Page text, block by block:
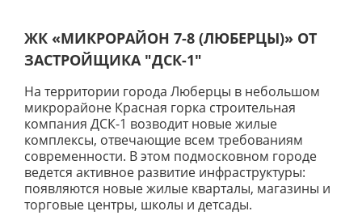
ЖК «МИКРОРАЙОН 7-8 (ЛЮБЕРЦЫ)» ОТ
ЗАСТРОЙЩИКА "ДСК-1"
На территории города Люберцы в небольшом
микрорайоне Красная горка строительная
компания ДСК-1 возводит новые жилые
комплексы, отвечающие всем требованиям
современности. В этом подмосковном городе
ведется активное развитие инфраструктуры:
появляются новые жилые кварталы, магазины и
торговые центры, школы и детсады.